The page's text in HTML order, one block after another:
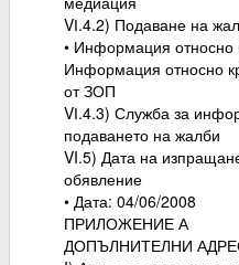
VІ.4.2) Подаване на
• Информация относно
Информация относно
от ЗОП
VІ.4.3) Служба за
подаването на жалби
VI.5) Дата на
обявление
• Дата: 04/06/2008
ПРИЛОЖЕНИЕ А
ДОПЪЛНИТЕЛНИ